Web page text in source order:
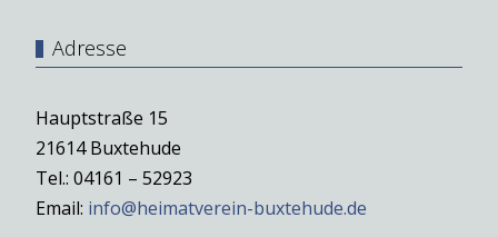
Adresse
Hauptstraße 15
21614 Buxtehude
Tel.: 04161 – 52923
Email: info@heimatverein-buxtehude.de